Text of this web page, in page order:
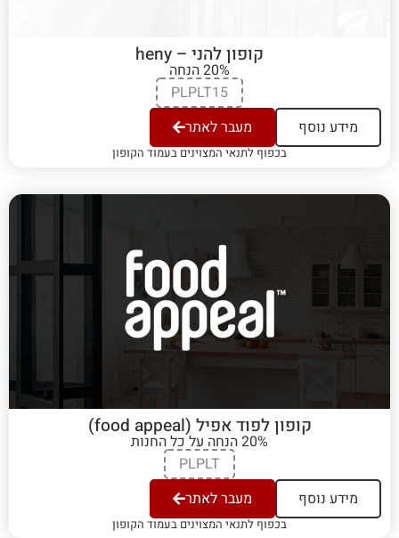
קופון להני – heny
20% הנחה
PLPLT15
מידע נוסף
מעבר לאתר
בכפוף לתנאי המצוינים בעמוד הקופון
קופון לפוד אפיל (food appeal)
20% הנחה על כל החנות
PLPLT
מידע נוסף
מעבר לאתר
בכפוף לתנאי המצוינים בעמוד הקופון